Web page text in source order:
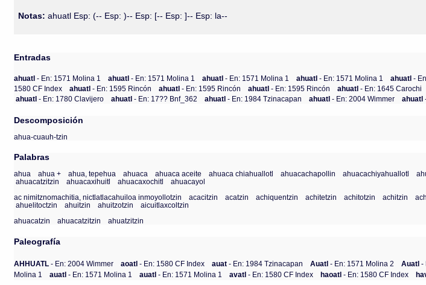
Notas: ahuatl Esp: (-- Esp: )-- Esp: [-- Esp: ]-- Esp: la--
Entradas
ahuatl- En: 1571 Molina 1 ahuatl- En: 1571 Molina 1 ahuatl- En: 1571 Molina 1 ahuatl- En: 1571 Molina 1 ahuatl-
1580 CF Index
ahuatl- En: 1595 Rincón ahuatl- En: 1595 Rincón ahuatl- En: 1595 Rincón ahuatl- En: 1645 Carochi
ahuatl- En: 1780 Clavijero ahuatl- En: 17?? Bnf_362 ahuatl- En: 1984 Tzinacapan ahuatl- En: 2004 Wimmer ahuatl
Descomposición
ahua-cuauh-tzin
Palabras
ahua ahua + ahua, tepehua ahuaca ahuaca aceite ahuaca chiahuallotl ahuacachapollin ahuacachiyahuallotl
ahuacatzitzin
ahuacaxihuitl ahuacaxochitl
ahuacayol
ac nimitznomachitia, nictlatlacahuiloa inmoyollotzin
acacitzin acatzin achiquentzin achitetzin achitotzin achitzin
ahuelitoctzin
ahuitzin ahuitzotzin
aicuitlaxcoltzin
ahuacatzin
ahuacatzitzin ahuatzitzin
Paleografía
AHHUATL - En: 2004 Wimmer aoatl - En: 1580 CF Index auat - En: 1984 Tzinacapan Auatl - En: 1571 Molina 2 Auatl -
Molina 1
auatl - En: 1571 Molina 1 auatl - En: 1571 Molina 1 avatl - En: 1580 CF Index haoatl - En: 1580 CF Index